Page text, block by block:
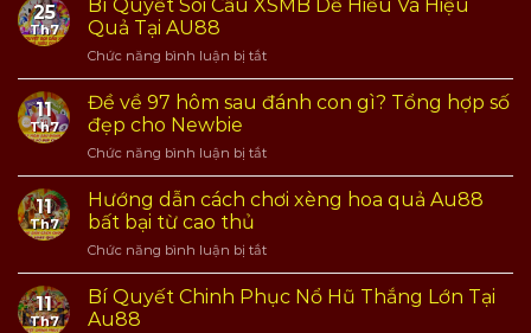
25
Th7
Bí Quyết Soi Cầu XSMB Dễ Hiểu Và Hiệu
Quả Tại AU88
Chức năng bình luận bị tắtở
Bí
Quyết
XSMB
Dễ
Hiểu
Quả
Tại
AU88
11
Th7
Đề về 97 hôm sau đánh con gì? Tổng hợp số
đẹp cho Newbie
Chức năng bình luận bị tắtở
Đề
về
sau
đánh
con
11
Th7
Hướng dẫn cách chơi xèng hoa quả Au88
bất bại từ cao thủ
Chức năng bình luận bị tắtở
Hướng
dẫn
cách
11
Th7
Bí Quyết Chinh Phục Nổ Hũ Thắng Lớn Tại
Au88